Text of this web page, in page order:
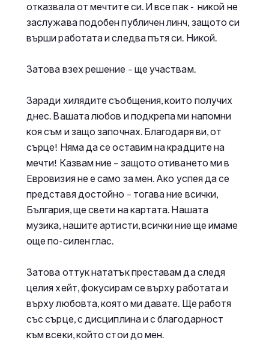
отказвала от мечтите си. И все пак - никой не
заслужава подобен публичен линч, защото си
върши работата и следва пътя си. Никой.
Затова взех решение – ще участвам.
Заради хилядите съобщения, които получих
днес. Вашата любов и подкрепа ми напомни
коя съм и защо започнах. Благодаря ви, от
сърце! Няма да се оставим на крадците на
мечти! Казвам ние – защото отиването ми в
Евровизия не е само за мен. Ако успея да се
представя достойно – тогава ние всички,
България, ще свети на картата. Нашата
музика, нашите артисти, всички ние ще имаме
още по-силен глас.
Затова оттук нататък преставам да следя
целия хейт, фокусирам се върху работата и
върху любовта, която ми давате. Ще работя
със сърце, с дисциплина и с благодарност
към всеки, който стои до мен.